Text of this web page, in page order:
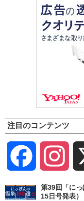
注目のコンテンツ
Facebook
第39回「に
15日号発表）